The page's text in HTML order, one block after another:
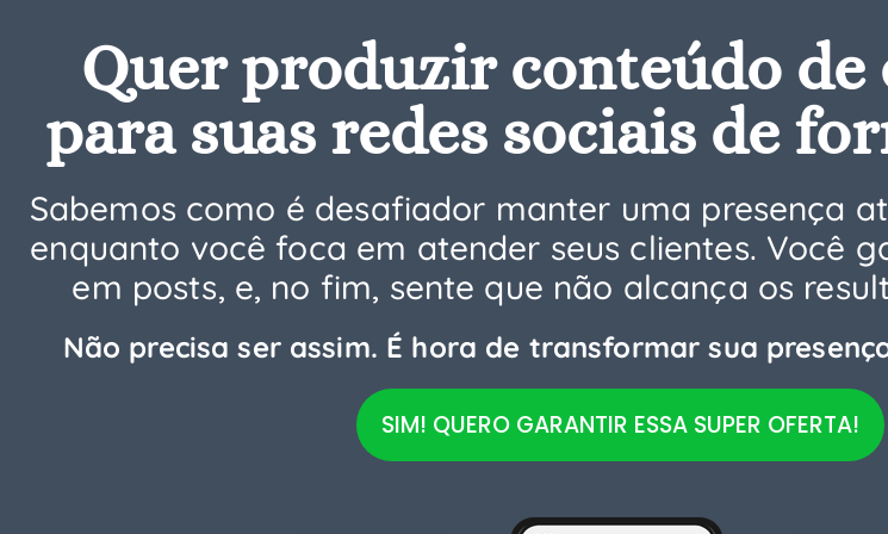
Quer produzir conteúdo de
para suas redes sociais de
Sabemos como é desafiador manter uma presença
enquanto você foca em atender seus clientes. Você
em posts, e, no fim, sente que não alcança os
Não precisa ser assim. É hora de transformar sua
SIM! QUERO GARANTIR ESSA SUPER OFERTA!